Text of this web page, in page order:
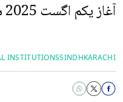
آغاز یکم اگست 2025 سے ہوگا۔
KARACHI
SINDH
INSTITUTIONS